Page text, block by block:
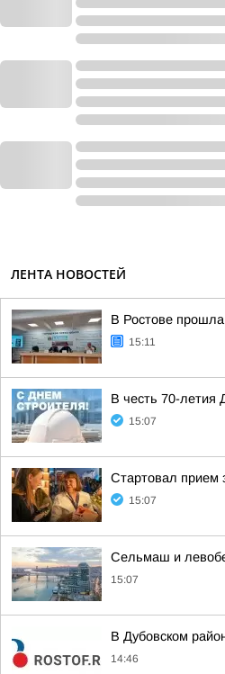
ЛЕНТА НОВОСТЕЙ
В Ростове
15:11
В честь 70-летия
15:07
Стартовал прием
15:07
Сельмаш и
15:07
В Дубовском
14:46